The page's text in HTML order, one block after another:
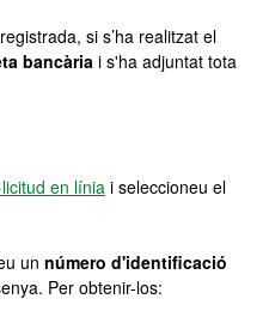
si s’ha realitzat el
bancària i s'ha adjuntat tota
en línia i seleccioneu el
un número d'identificació
Per obtenir-los: